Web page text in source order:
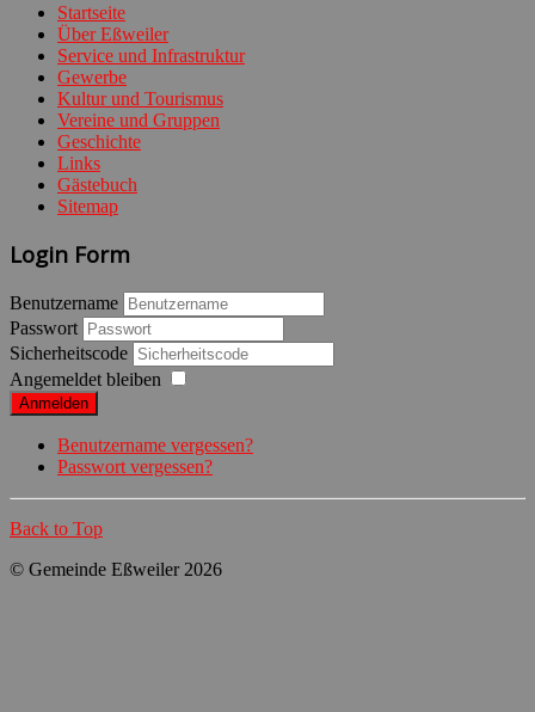
Startseite
Über Eßweiler
Service und Infrastruktur
Gewerbe
Kultur und Tourismus
Vereine und Gruppen
Geschichte
Links
Gästebuch
Sitemap
Login Form
Benutzername
Passwort
Sicherheitscode
Angemeldet bleiben
Anmelden
Benutzername vergessen?
Passwort vergessen?
Back to Top
© Gemeinde Eßweiler 2026